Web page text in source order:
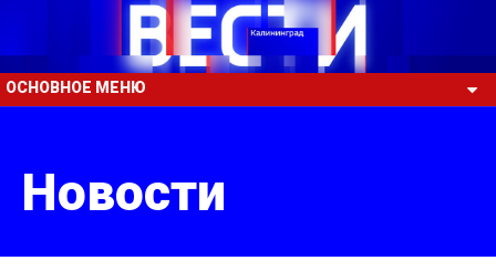
ОСНОВНОЕ МЕНЮ
Новости